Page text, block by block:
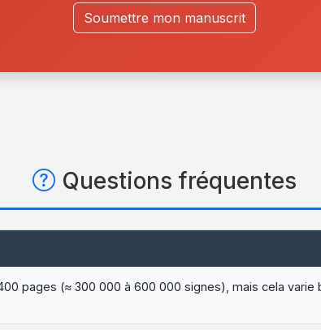
Soumettre mon manuscrit
Questions fréquentes
pages (≈ 300 000 à 600 000 signes), mais cela varie